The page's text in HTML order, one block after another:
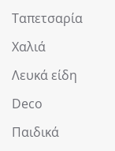
Ταπετσαρία
Χαλιά
Λευκά είδη
Deco
Παιδικά